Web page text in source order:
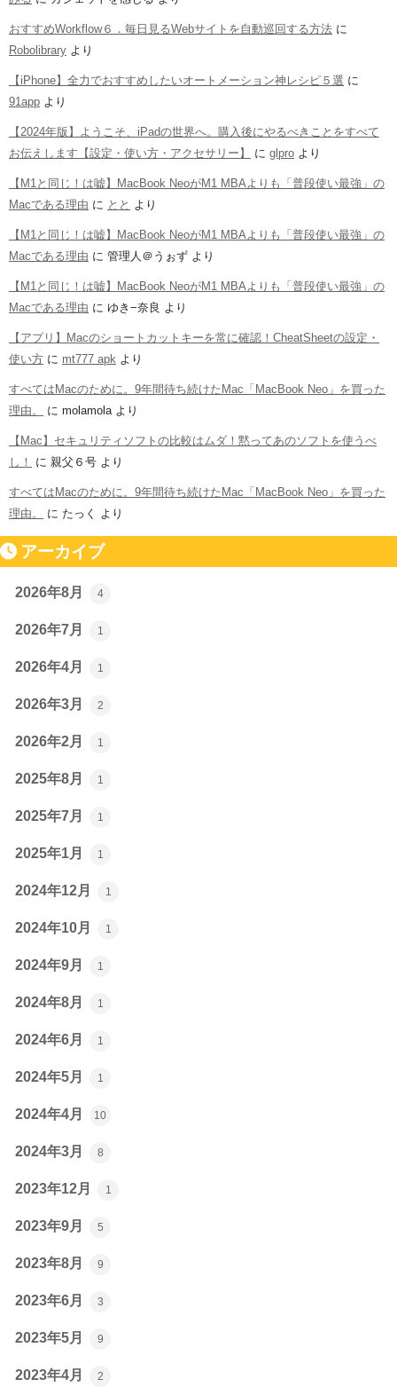
おすすめWorkflow６．毎日見るWebサイトを自動巡回する方法 に
Robolibrary より
【iPhone】全力でおすすめしたいオートメーション神レシピ５選 に
91app より
【2024年版】ようこそ、iPadの世界へ。購入後にやるべきことをすべて
お伝えします【設定・使い方・アクセサリー】
に glpro より
【M1と同じ！は嘘】MacBook NeoがM1 MBAよりも「普段使い最強」の
Macである理由 に とと より
【M1と同じ！は嘘】MacBook NeoがM1 MBAよりも「普段使い最強」の
Macである理由 に 管理人＠うぉず より
【M1と同じ！は嘘】MacBook NeoがM1 MBAよりも「普段使い最強」の
Macである理由 に ゆき−奈良 より
【アプリ】Macのショートカットキーを常に確認！CheatSheetの設定・
使い方 に mt777 apk より
すべてはMacのために。9年間待ち続けたMac「MacBook Neo」を買った
理由。
に molamolaより
【Mac】セキュリティソフトの比較はムダ！黙ってあのソフトを使うべ
し！
に 親父６号 より
すべてはMacのために。9年間待ち続けたMac「MacBook Neo」を買った
理由。
に たっく より
アーカイブ
2026年8月 4
2026年7月 1
2026年4月 1
2026年3月 2
2026年2月 1
2025年8月 1
2025年7月 1
2025年1月 1
2024年12月 1
2024年10月 1
2024年9月 1
2024年8月 1
2024年6月 1
2024年5月 1
2024年4月 10
2024年3月 8
2023年12月 1
2023年9月 5
2023年8月 9
2023年6月 3
2023年5月 9
2023年4月 2